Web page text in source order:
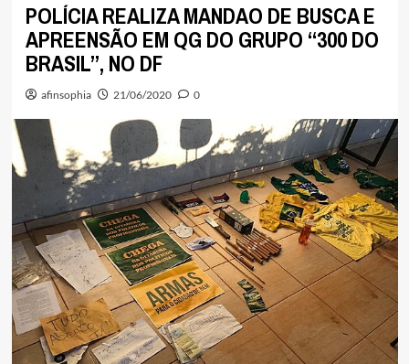
POLÍCIA REALIZA MANDAO DE BUSCA E
APREENSÃO EM QG DO GRUPO “300 DO
BRASIL”, NO DF
afinsophia 21/06/2020 0